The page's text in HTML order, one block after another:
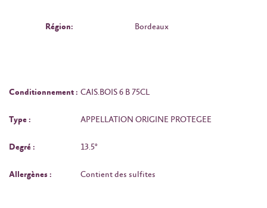
Région: Bordeaux
Conditionnement : CAIS.BOIS 6 B 75CL
Type : APPELLATION ORIGINE PROTEGEE
Degré : 13.5°
Allergènes : Contient des sulfites